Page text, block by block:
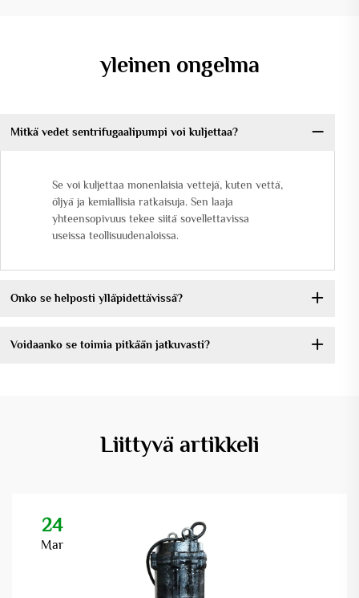
yleinen ongelma
Mitkä vedet sentrifugaalipumpi voi kuljettaa?
Se voi kuljettaa monenlaisia vettejä, kuten vettä,
öljyä ja kemiallisia ratkaisuja. Sen laaja
yhteensopivuus tekee siitä sovellettavissa
useissa teollisuudenaloissa.
Onko se helposti ylläpidettävissä?
Voidaanko se toimia pitkään jatkuvasti?
Liittyvä artikkeli
24
Mar